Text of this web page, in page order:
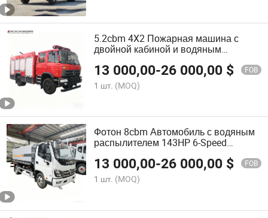
5.2cbm 4X2 Пожарная машина с
двойной кабиной и водяным
муниципальной и промышленной
пожарной защиты
13 000,00-26 000,00 $ FOB
1 шт. (MOQ)
Фотон 8cbm Автомобиль с водяным
распылителем 143HP 6-Speed
3360mm Колесная база для уборки
улиц, полива дорог и зеленых зон
13 000,00-26 000,00 $ FOB
1 шт. (MOQ)